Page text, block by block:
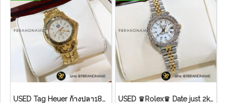
U​S​E​D​ T​ag Heuer ก้างปลา18K ขอบทอง หน้า ครีม USED ♛Rolex♛ Date just​ 2k​ หน้าขาว​ หลัก​เพชร​/โรมัน ขอบเพชรหนามเตย​ บานพับเก่า​ สายจูบิลี่